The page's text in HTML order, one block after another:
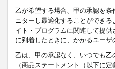
乙が希望する場合、甲の承認を
ニターし最適化することができ
イト・プログラムに関連して提
に到着したときに、かかるユー
乙は、甲の承認なく、いつでも
（商品ステートメント（以下に